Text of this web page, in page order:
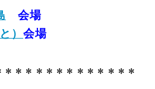
会場
）会場
＊＊＊＊＊＊＊＊＊＊＊＊